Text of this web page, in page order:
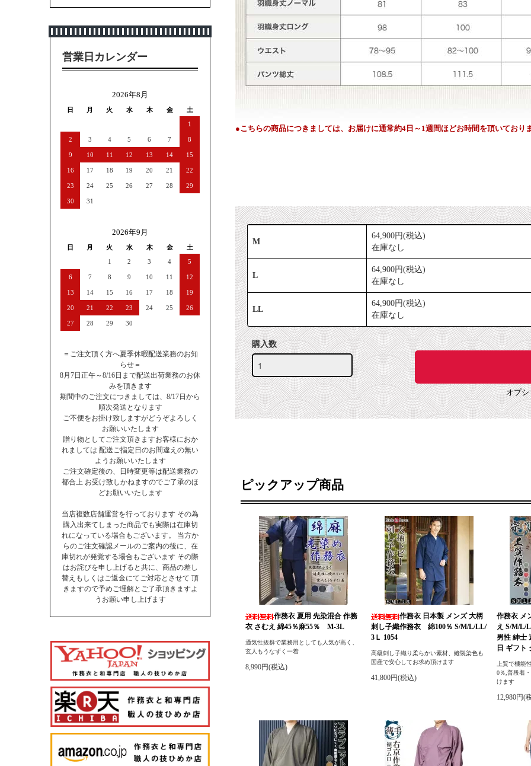
●こちらの商品につきましては、お届けに通常約4日～1週間ほどお時間を頂いており
M
64,900円(税込)
在庫なし
L
64,900円(税込)
在庫なし
LL
64,900円(税込)
在庫なし
購入数
オプシ
ピックアップ商品
作務衣 夏用 先染混合 作務
衣 さむえ 綿45％麻55％ M-3L
通気性抜群で業務用としても人気が高く、
玄人もうなずく一着
8,990円(税込)
作務衣 日本製 メンズ 大柄
刺し子織作務衣 綿100％ S/M/L/LL/
3Ｌ 1054
高級刺し子織り柔らかい素材、縫製染色も
国産で安心してお求め頂けます
41,800円(税込)
作務衣 メ
え S/M/L/
男性 紳士
日 ギフト
上質で機能
0％,普段着
けます
12,980円(
営業日カレンダー
2026年8月
日 月 火 水 木 金
土
1
2 3 4 5 6 7 8
9 10 11 12 13 14 15
16 17 18 19 20 21 22
23 24 25 26 27 28 29
30 31
2026年9月
日 月 火 水 木 金
土
1
2 3 4 5
6 7 8 9 10 11 12
13 14 15 16 17 18 19
20 21 22 23 24 25 26
27 28 29 30
＝ご注文頂く方へ夏季休暇配送業務のお知
らせ＝
8月7日正午～8/16日まで配送出荷業務のお休
みを頂きます
期間中のご注文につきましては、8/17日から
順次発送となります
ご不便をお掛け致しますがどうぞよろしく
お願いいたします
贈り物としてご注文頂きますお客様におか
れましては 配送ご指定日のお間違えの無い
ようお願いいたします
ご注文確定後の、日時変更等は配送業務の
都合上 お受け致しかねますのでご了承のほ
どお願いいたします
当店複数店舗運営を行っております その為
購入出来てしまった商品でも実際は在庫切
れになっている場合もございます。 当方か
らのご注文確認メールのご案内の後に、在
庫切れが発覚する場合もございます その際
はお詫びを申し上げると共に、商品の差し
替えもしくはご返金にてご対応とさせて 頂
きますので予めご理解とご了承頂きますよ
うお願い申し上げます